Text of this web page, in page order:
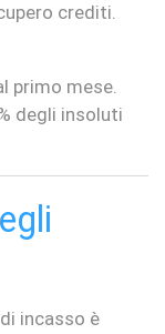
crediti.
primo mese.
degli insoluti
incasso è